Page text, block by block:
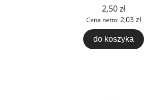
2,50 zł
Cena netto:2,03 zł
do koszyka